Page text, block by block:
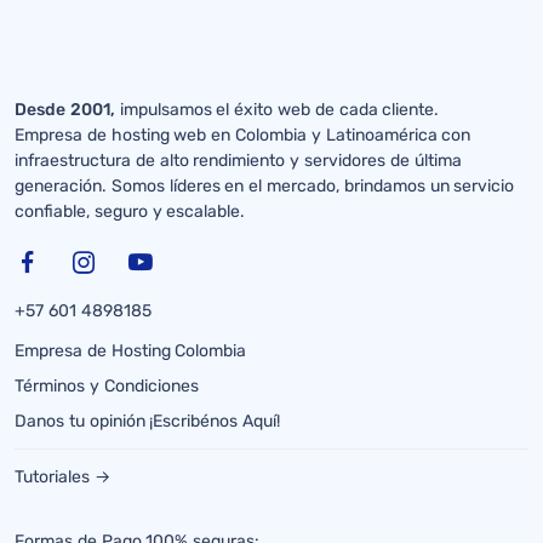
Desde 2001, impulsamos el éxito web de cada cliente.
Empresa de hosting web en Colombia y Latinoamérica con
infraestructura de alto rendimiento y servidores de última
generación. Somos líderes en el mercado, brindamos un servicio
confiable, seguro y escalable.
+57 601 4898185
Empresa de Hosting Colombia
Términos y Condiciones
Danos tu opinión ¡Escribénos Aquí!
Tutoriales →